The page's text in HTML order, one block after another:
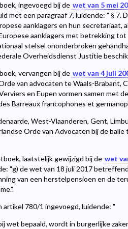
ingevoegd bij de wet van 5 mei
met een paragraaf 7, luidende: " § 7.
aanklagers en hun secretariaat,
aanklagers met betrekking tot
stelsel ononderbroken
Overheidsdienst Justitie
vervangen bij de wet van 4 juli
van advocaten te Waals-Brabant,
en Eupen vormen samen met
Barreaux francophones et
West-Vlaanderen, Gent,
Orde van Advocaten bij de balie
laatstelijk gewijzigd bij de wet
"g) de wet van 18 juli 2017
van een herstelpensioen en de
780/1 ingevoegd, luidende: "
wet bepaald, wordt in burgerlijke